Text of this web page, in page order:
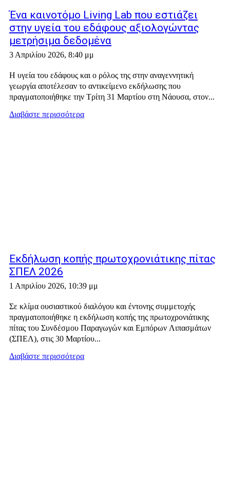
Ένα καινοτόμο Living Lab που εστιάζει
στην υγεία του εδάφους αξιολογώντας
μετρήσιμα δεδομένα
3 Απριλίου 2026, 8:40 μμ
Η υγεία του εδάφους και ο ρόλος της στην αναγεννητική
γεωργία αποτέλεσαν το αντικείμενο εκδήλωσης που
πραγματοποιήθηκε την Τρίτη 31 Μαρτίου στη Νάουσα, στον...
Διαβάστε περισσότερα
Εκδήλωση κοπής πρωτοχρονιάτικης πίτας
ΣΠΕΛ 2026
1 Απριλίου 2026, 10:39 μμ
Σε κλίμα ουσιαστικού διαλόγου και έντονης συμμετοχής
πραγματοποιήθηκε η εκδήλωση κοπής της πρωτοχρονιάτικης
πίτας του Συνδέσμου Παραγωγών και Εμπόρων Λιπασμάτων
(ΣΠΕΛ), στις 30 Μαρτίου...
Διαβάστε περισσότερα